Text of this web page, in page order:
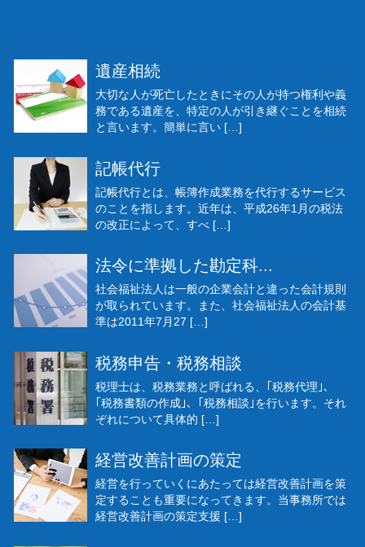
遺産相続
大切な人が死亡したときにその人が持つ権利や義
務である遺産を、特定の人が引き継ぐことを相続
と言います。簡単に言い […]
記帳代行
記帳代行とは、帳簿作成業務を代行するサービス
のことを指します。近年は、平成26年1月の税法
の改正によって、すべ […]
法令に準拠した勘定科...
社会福祉法人は一般の企業会計と違った会計規則
が取られています。また、社会福祉法人の会計基
準は2011年7月27 […]
税務申告・税務相談
税理士は、税務業務と呼ばれる、｢税務代理｣、
｢税務書類の作成｣、｢税務相談｣を行います。それ
ぞれについて具体的 […]
経営改善計画の策定
経営を行っていくにあたっては経営改善計画を策
定することも重要になってきます。当事務所では
経営改善計画の策定支援 […]